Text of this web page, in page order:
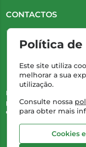
CONTACTOS
Esta farmácia
pelo INFARMED para a
de saúde ao domicílio e
Política de
Este site utiliza
melhorar a sua
utilização.
Consulte nossa
para obter mais
Cookies